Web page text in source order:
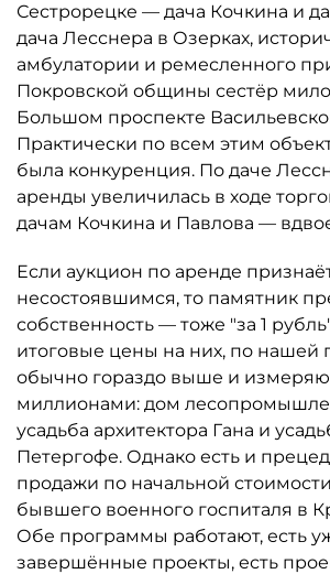
Сестрорецке — дача Кочкина и
дача Лесснера в Озерках,
амбулатории и ремесленного
Покровской общины сестёр
Большом проспекте
Практически по всем этим
была конкуренция. По даче
аренды увеличилась в ходе
дачам Кочкина и Павлова —
Если аукцион по аренде
несостоявшимся, то памятник
собственность — тоже "за 1
итоговые цены на них, по нашей
обычно гораздо выше и
миллионами: дом
усадьба архитектора Гана и
Петергофе. Однако есть и
продажи по начальной
бывшего военного госпиталя в
Обе программы работают, есть
завершённые проекты, есть